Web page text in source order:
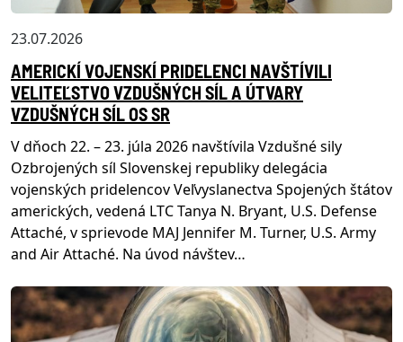
23.07.2026
AMERICKÍ VOJENSKÍ PRIDELENCI NAVŠTÍVILI
VELITEĽSTVO VZDUŠNÝCH SÍL A ÚTVARY
VZDUŠNÝCH SÍL OS SR
V dňoch 22. – 23. júla 2026 navštívila Vzdušné sily
Ozbrojených síl Slovenskej republiky delegácia
vojenských pridelencov Veľvyslanectva Spojených štátov
amerických, vedená LTC Tanya N. Bryant, U.S. Defense
Attaché, v sprievode MAJ Jennifer M. Turner, U.S. Army
and Air Attaché. Na úvod návštev…